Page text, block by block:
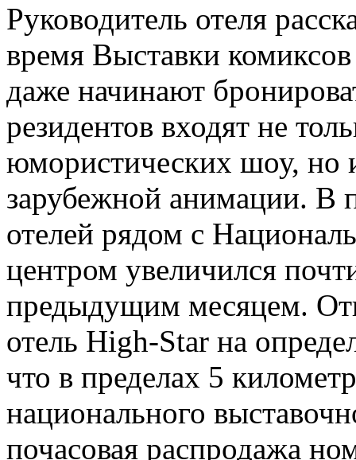
Руководитель отеля
время Выставки
даже начинают
резидентов входят не
юмористических шоу, но
зарубежной анимации. В
отелей рядом с
центром увеличился
предыдущим месяцем.
отель High-Star на
что в пределах 5
национального
почасовая распродажа